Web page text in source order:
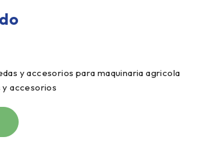
y accesorios para maquinaria agricola
y accesorios